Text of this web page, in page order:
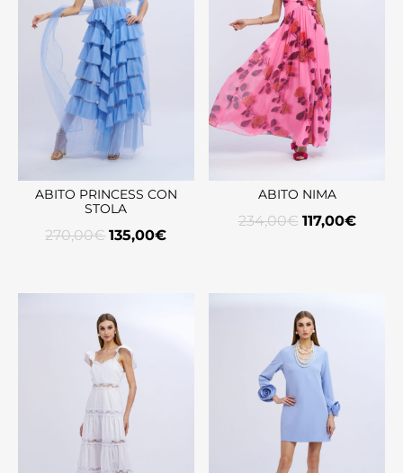
ABITO PRINCESS CON
STOLA
270,00€ 135,00€
ABITO NIMA
234,00€ 117,00€